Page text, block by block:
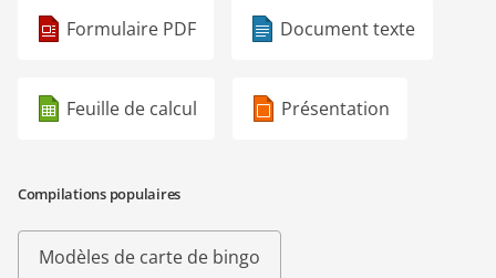
Formulaire PDF Document texte
Feuille de calcul Présentation
Compilations populaires
Modèles de carte de bingo